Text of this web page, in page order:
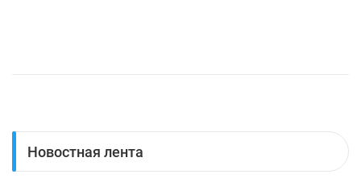
Новостная лента